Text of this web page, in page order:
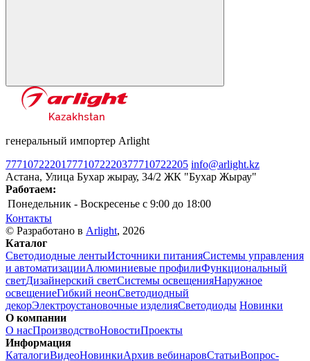
генеральный импортер Arlight
77710722201 7771072220377710722205 info@arlight.kz
Астана, Улица Бухар жырау, 34/2 ЖК "Бухар Жырау"
Работаем:
Понедельник - Воскресенье c 9:00 до 18:00
Контакты
© Разработано в Arlight, 2026
Каталог
Светодиодные лентыИсточники питанияСистемы управления
и автоматизацииАлюминиевые профилиФункциональный
светДизайнерский светСистемы освещенияНаружное
освещениеГибкий неонСветодиодный
декорЭлектроустановочные изделияСветодиоды Новинки
О компании
О насПроизводствоНовостиПроекты
Информация
КаталогиВидеоНовинкиАрхив вебинаровСтатьиВопрос-